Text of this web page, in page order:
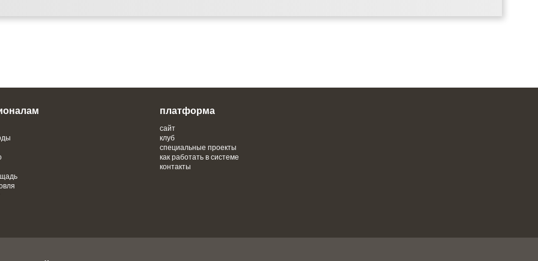
платформа
сайт
клуб
специальные проекты
как работать в системе
контакты